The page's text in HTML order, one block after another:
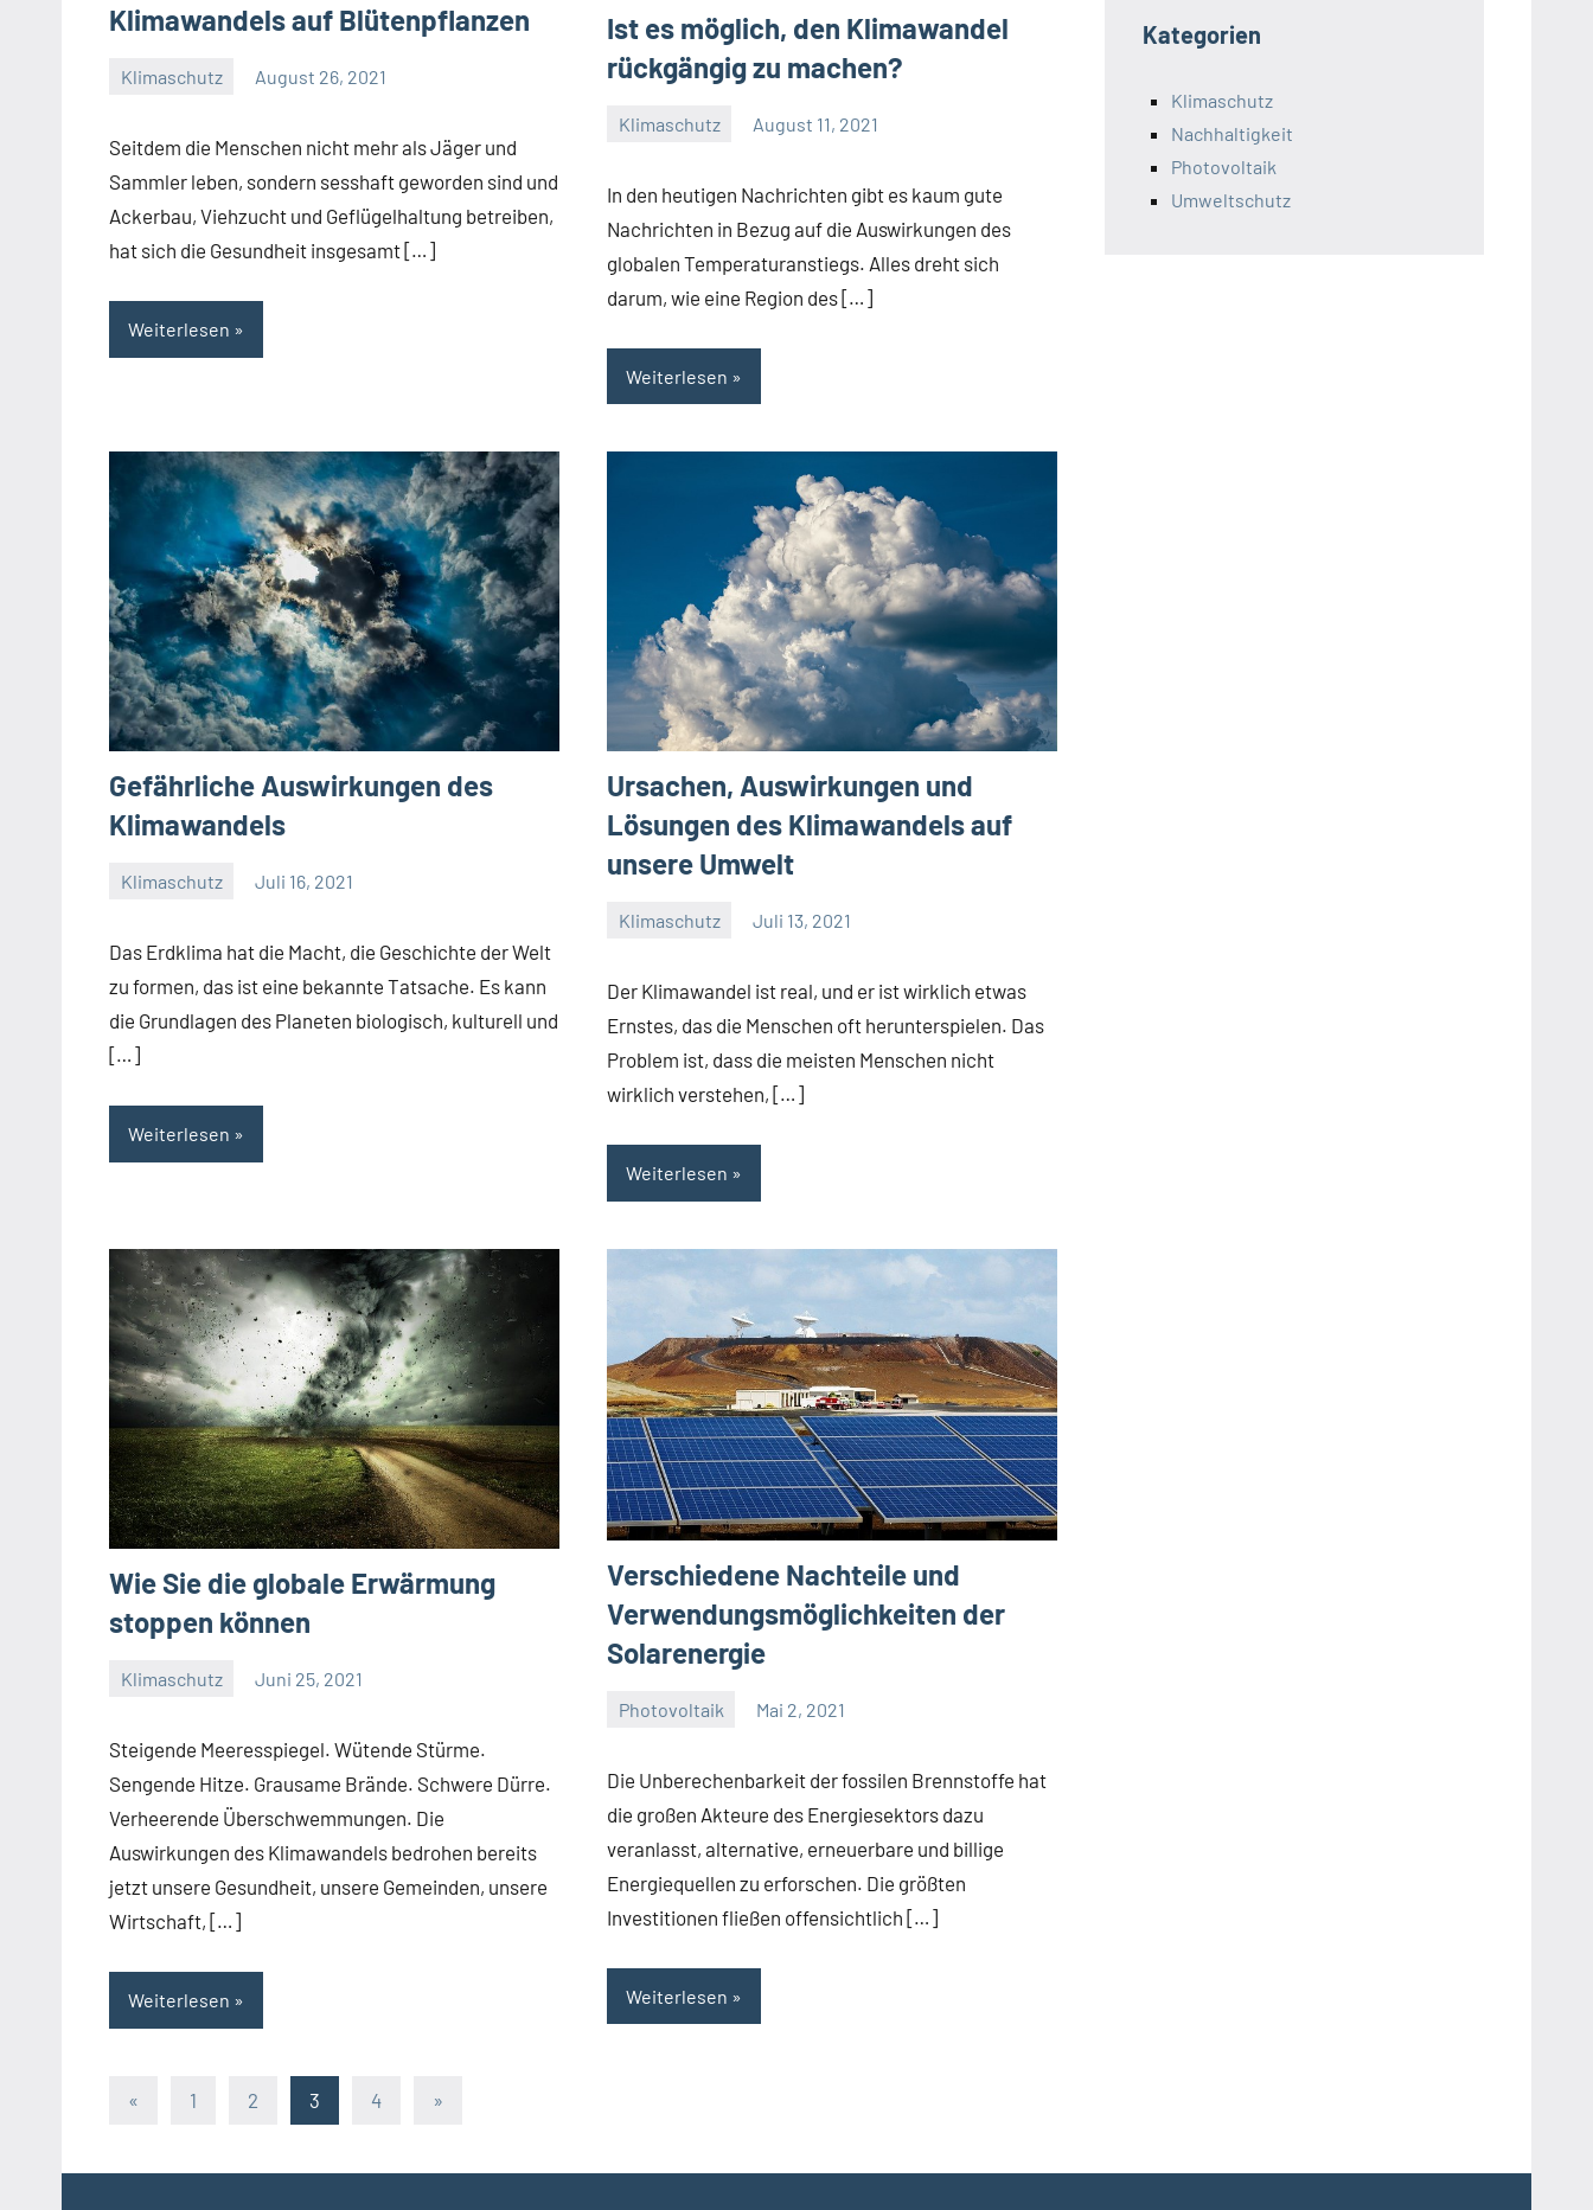
Klimawandels auf Blütenpflanzen
Klimaschutz August 26, 2021
Seitdem die Menschen nicht mehr als Jäger und
Sammler leben, sondern sesshaft geworden sind und
Ackerbau, Viehzucht und Geflügelhaltung betreiben,
hat sich die Gesundheit insgesamt […]
Weiterlesen
Ist es möglich, den Klimawandel
rückgängig zu machen?
Klimaschutz August 11, 2021
In den heutigen Nachrichten gibt es kaum gute
Nachrichten in Bezug auf die Auswirkungen des
globalen Temperaturanstiegs. Alles dreht sich
darum, wie eine Region des […]
Weiterlesen
Gefährliche Auswirkungen des
Klimawandels
Klimaschutz Juli 16, 2021
Das Erdklima hat die Macht, die Geschichte der Welt
zu formen, das ist eine bekannte Tatsache. Es kann
die Grundlagen des Planeten biologisch, kulturell und
[…]
Weiterlesen
Ursachen, Auswirkungen und
Lösungen des Klimawandels auf
unsere Umwelt
Klimaschutz Juli 13, 2021
Der Klimawandel ist real, und er ist wirklich etwas
Ernstes, das die Menschen oft herunterspielen. Das
Problem ist, dass die meisten Menschen nicht
wirklich verstehen, […]
Weiterlesen
Wie Sie die globale Erwärmung
stoppen können
Klimaschutz Juni 25, 2021
Steigende Meeresspiegel. Wütende Stürme.
Sengende Hitze. Grausame Brände. Schwere Dürre.
Verheerende Überschwemmungen. Die
Auswirkungen des Klimawandels bedrohen bereits
jetzt unsere Gesundheit, unsere Gemeinden, unsere
Wirtschaft, […]
Weiterlesen
Verschiedene Nachteile und
Verwendungsmöglichkeiten der
Solarenergie
Photovoltaik Mai 2, 2021
Die Unberechenbarkeit der fossilen Brennstoffe hat
die großen Akteure des Energiesektors dazu
veranlasst, alternative, erneuerbare und billige
Energiequellen zu erforschen. Die größten
Investitionen fließen offensichtlich […]
Weiterlesen
Seitennummerierung
« Vorherige
1 2 3 4
Nächste
»
Kategorien
Klimaschutz
Nachhaltigkeit
Photovoltaik
Umweltschutz